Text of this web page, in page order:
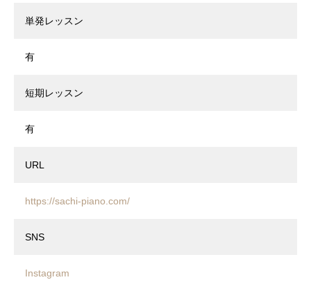
単発レッスン
有
短期レッスン
有
URL
https://sachi-piano.com/
SNS
Instagram